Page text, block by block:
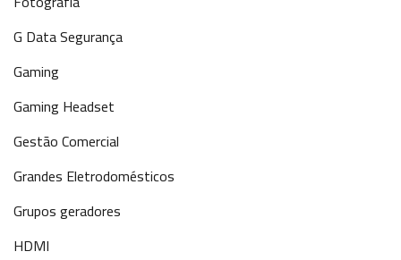
G Data Segurança
Gaming
Gaming Headset
Gestão Comercial
Grandes Eletrodomésticos
Grupos geradores
HDMI